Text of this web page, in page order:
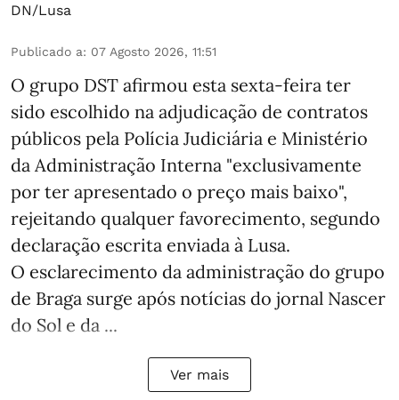
DN/Lusa
Publicado a: 07 Agosto 2026, 11:51
O grupo DST afirmou esta sexta-feira ter
sido escolhido na adjudicação de contratos
públicos pela Polícia Judiciária e Ministério
da Administração Interna "exclusivamente
por ter apresentado o preço mais baixo",
rejeitando qualquer favorecimento, segundo
declaração escrita enviada à Lusa.
O esclarecimento da administração do grupo
de Braga surge após notícias do jornal Nascer
do Sol e da ...
Ver mais